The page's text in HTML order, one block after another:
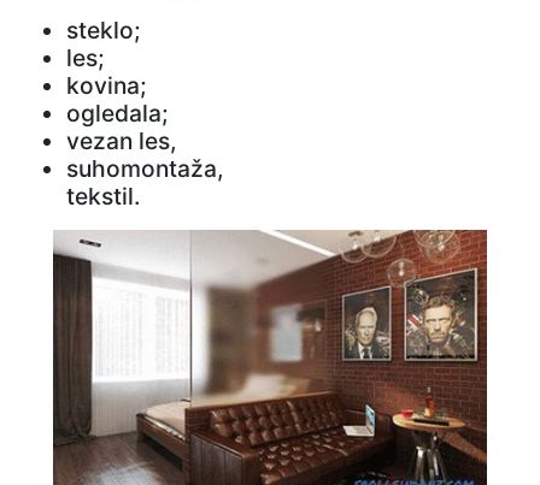
steklo;
les;
kovina;
ogledala;
vezan les,
suhomontaža,
tekstil.